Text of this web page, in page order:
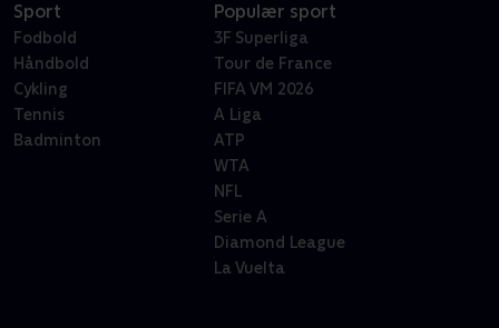
Sport
Fodbold
Håndbold
Cykling
Tennis
Badminton
Populær sport
3F Superliga
Tour de France
FIFA VM 2026
A Liga
ATP
WTA
NFL
Serie A
Diamond League
La Vuelta